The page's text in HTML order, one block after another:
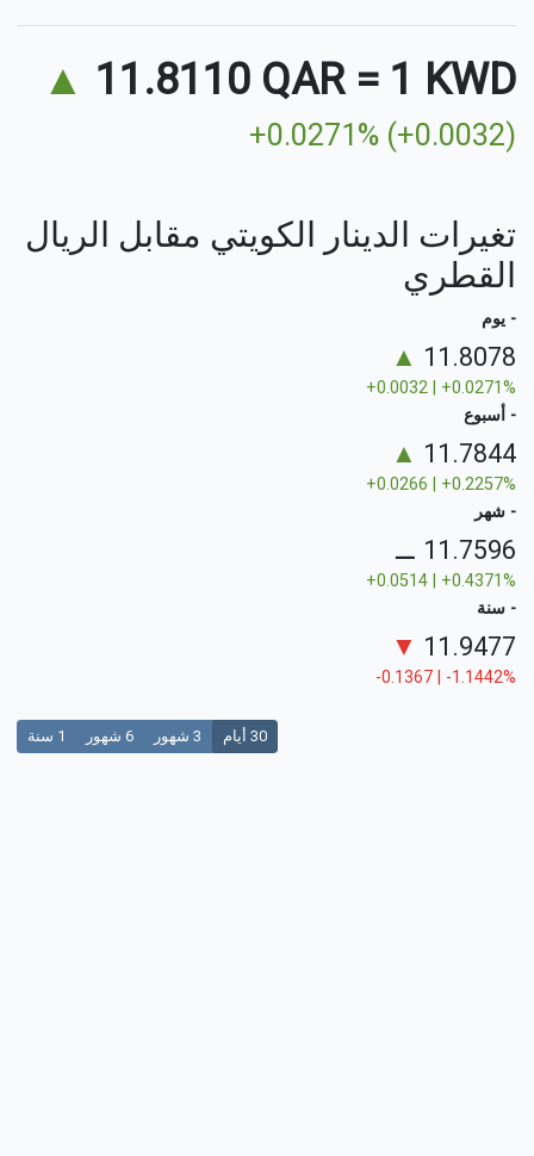
1 KWD
=
11.8110 QAR
▲
+0.0271% (+0.0032)
تغيرات الدينار الكويتي مقابل الريال
القطري
- يوم
11.8078
▲
+0.0032 | +0.0271%
- أسبوع
11.7844
▲
+0.0266 | +0.2257%
- شهر
11.7596
⚊
+0.0514 | +0.4371%
- سنة
11.9477
▼
-0.1367 | -1.1442%
30 أيام 3 شهور 6 شهور 1 سنة